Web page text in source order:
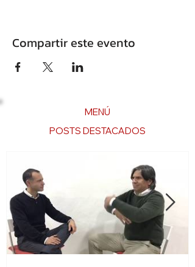
Compartir este evento
MENÚ
POSTS DESTACADOS